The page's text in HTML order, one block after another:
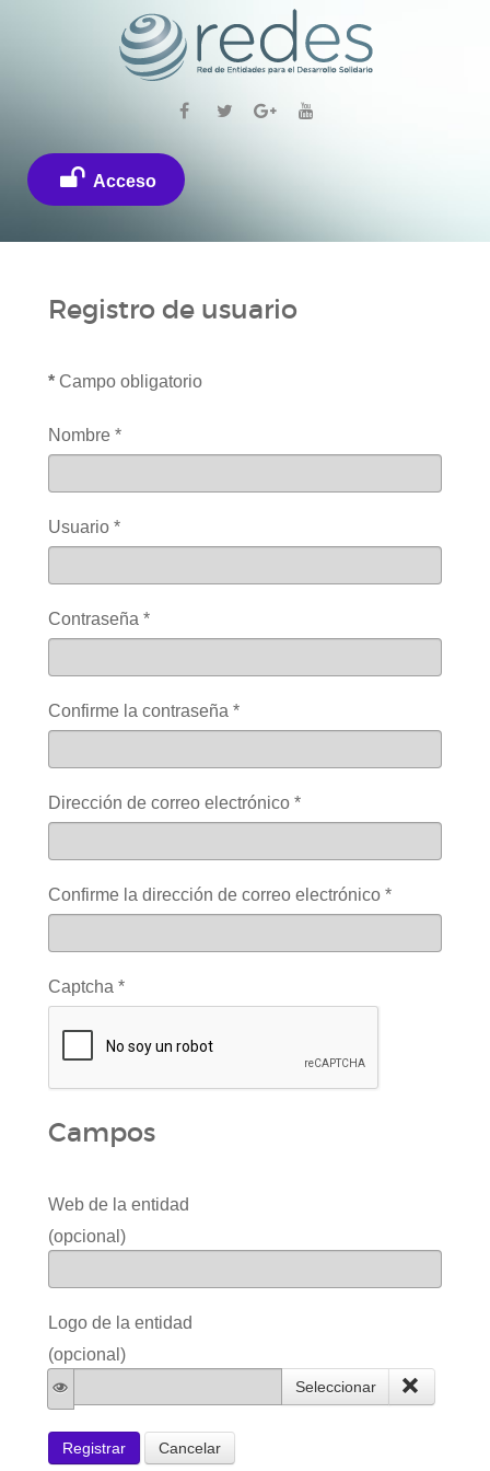
Acceso
Registro de usuario
* Campo obligatorio
Nombre *
Usuario *
Contraseña *
Confirme la contraseña *
Dirección de correo electrónico *
Confirme la dirección de correo electrónico *
Captcha *
Campos
Web de la entidad
(opcional)
Logo de la entidad
(opcional)
Seleccionar
Registrar Cancelar